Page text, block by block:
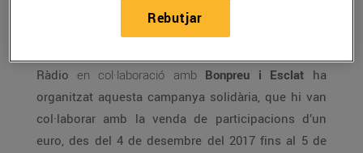
L’edició d’enguany del Tió Solidari ha recollit
Ràdio en col·laboració amb Bonpreu i Esclat ha
organitzat aquesta campanya solidària, que hi van
col·laborar amb la venda de participacions d’un
euro, des del 4 de desembre del 2017 fins al 5 de
Rebutjar